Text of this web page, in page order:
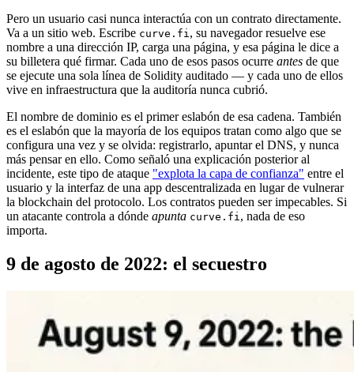
Pero un usuario casi nunca interactúa con un contrato directamente.
Va a un sitio web. Escribe curve.fi, su navegador resuelve ese
nombre a una dirección IP, carga una página, y esa página le dice a
su billetera qué firmar. Cada uno de esos pasos ocurre antes de que
se ejecute una sola línea de Solidity auditado — y cada uno de ellos
vive en infraestructura que la auditoría nunca cubrió.
El nombre de dominio es el primer eslabón de esa cadena. También
es el eslabón que la mayoría de los equipos tratan como algo que se
configura una vez y se olvida: registrarlo, apuntar el DNS, y nunca
más pensar en ello. Como señaló una explicación posterior al
incidente, este tipo de ataque "explota la capa de confianza" entre el
usuario y la interfaz de una app descentralizada en lugar de vulnerar
la blockchain del protocolo. Los contratos pueden ser impecables. Si
un atacante controla a dónde apunta curve.fi, nada de eso
importa.
9 de agosto de 2022: el secuestro